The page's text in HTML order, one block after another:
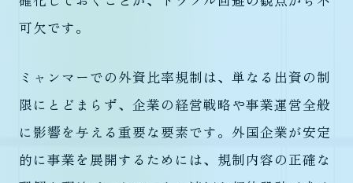
可欠です。
ミャンマーでの外資比率規制は、単なる出資の制
限にとどまらず、企業の経営戦略や事業運営全般
に影響を与える重要な要素です。外国企業が安定
的に事業を展開するためには、規制内容の正確な